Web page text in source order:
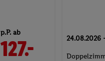
p.P. ab
127.- 24.08.2026